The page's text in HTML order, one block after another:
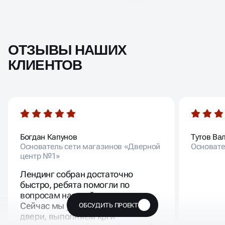
ОТЗЫВЫ НАШИХ
КЛИЕНТОВ
Богдан Капунов
Основатель сети магазинов «Дверной
центр №1»
Лендинг собран достаточно
быстро, ребята помогли по
вопросам настройки рекламы.
Сейчас мы успешно продаем
двери, выполняем kpi и
Тутов
ОБСУДИТЬ ПРОЕКТ